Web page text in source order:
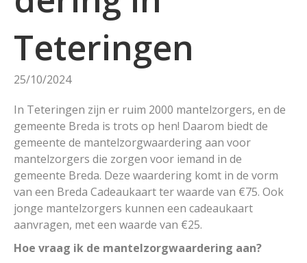
Teteringen
25/10/2024
In Teteringen zijn er ruim 2000 mantelzorgers, en de
gemeente Breda is trots op hen! Daarom biedt de
gemeente de mantelzorgwaardering aan voor
mantelzorgers die zorgen voor iemand in de
gemeente Breda. Deze waardering komt in de vorm
van een Breda Cadeaukaart ter waarde van €75. Ook
jonge mantelzorgers kunnen een cadeaukaart
aanvragen, met een waarde van €25.
Hoe vraag ik de mantelzorgwaardering aan?